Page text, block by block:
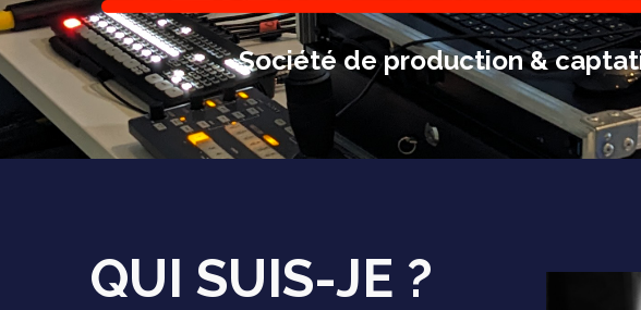
Société de production &
QUI SUIS-JE ?